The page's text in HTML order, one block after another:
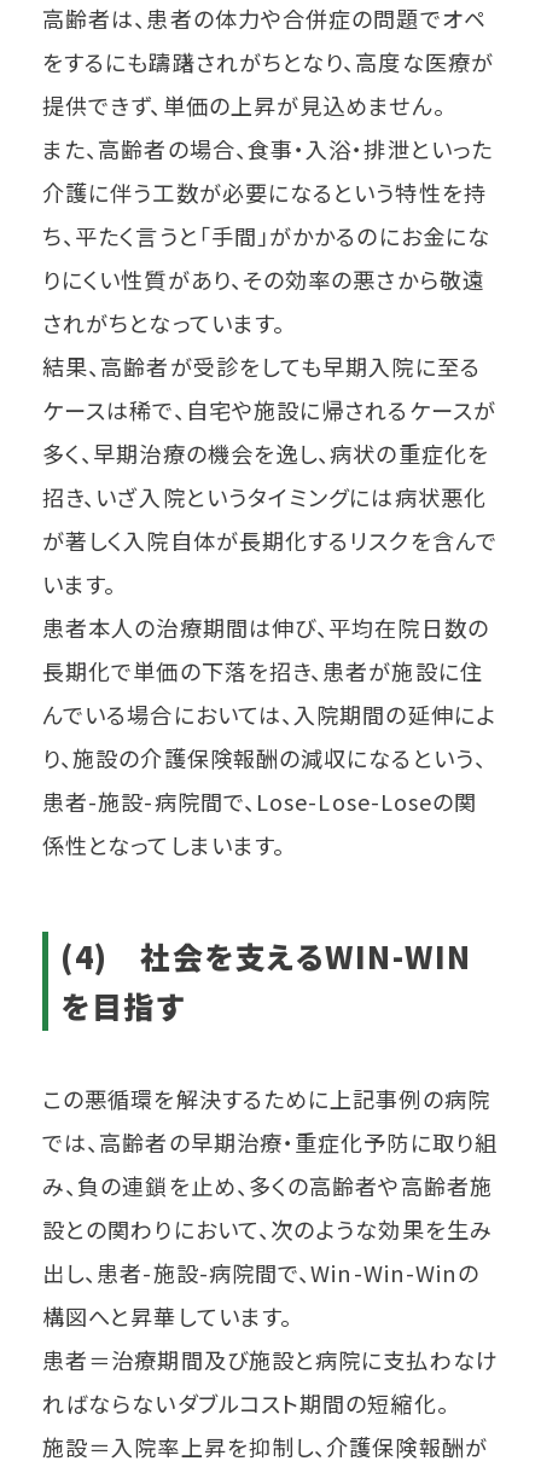
高齢者は、患者の体力や合併症の問題でオペ
をするにも躊躇されがちとなり、高度な医療が
提供できず、単価の上昇が見込めません。
また、高齢者の場合、食事・入浴・排泄といった
介護に伴う工数が必要になるという特性を持
ち、平たく言うと「手間」がかかるのにお金にな
りにくい性質があり、その効率の悪さから敬遠
されがちとなっています。
結果、高齢者が受診をしても早期入院に至る
ケースは稀で、自宅や施設に帰されるケースが
多く、早期治療の機会を逸し、病状の重症化を
招き、いざ入院というタイミングには病状悪化
が著しく入院自体が長期化するリスクを含んで
います。
患者本人の治療期間は伸び、平均在院日数の
長期化で単価の下落を招き、患者が施設に住
んでいる場合においては、入院期間の延伸によ
り、施設の介護保険報酬の減収になるという、
患者-施設-病院間で、Lose-Lose-Loseの関
係性となってしまいます。
(4) 社会を支えるWIN-WIN
を目指す
この悪循環を解決するために上記事例の病院
では、高齢者の早期治療・重症化予防に取り組
み、負の連鎖を止め、多くの高齢者や高齢者施
設との関わりにおいて、次のような効果を生み
出し、患者-施設-病院間で、Win-Win-Winの
構図へと昇華しています。
患者＝治療期間及び施設と病院に支払わなけ
ればならないダブルコスト期間の短縮化。
施設＝入院率上昇を抑制し、介護保険報酬が